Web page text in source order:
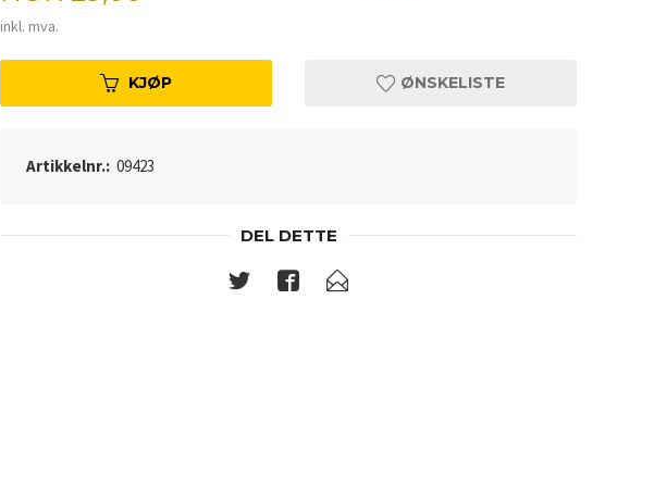
inkl. mva.
KJØP ØNSKELISTE
Artikkelnr.: 09423
DEL DETTE